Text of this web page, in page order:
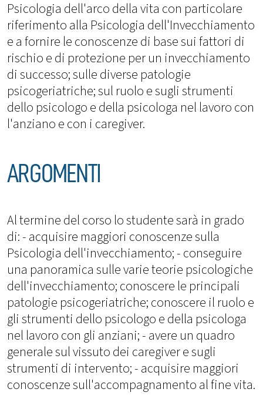
Psicologia dell'arco della vita con particolare
riferimento alla Psicologia dell'Invecchiamento
e a fornire le conoscenze di base sui fattori di
rischio e di protezione per un invecchiamento
di successo; sulle diverse patologie
psicogeriatriche; sul ruolo e sugli strumenti
dello psicologo e della psicologa nel lavoro con
l'anziano e con i caregiver.
ARGOMENTI
Al termine del corso lo studente sarà in grado
di: - acquisire maggiori conoscenze sulla
Psicologia dell'invecchiamento; - conseguire
una panoramica sulle varie teorie psicologiche
dell'invecchiamento; conoscere le principali
patologie psicogeriatriche; conoscere il ruolo e
gli strumenti dello psicologo e della psicologa
nel lavoro con gli anziani; - avere un quadro
generale sul vissuto dei caregiver e sugli
strumenti di intervento; - acquisire maggiori
conoscenze sull'accompagnamento al fine vita.